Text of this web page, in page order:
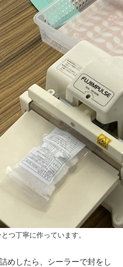
つ丁寧に作っています。
めしたら、シーラーで封をし